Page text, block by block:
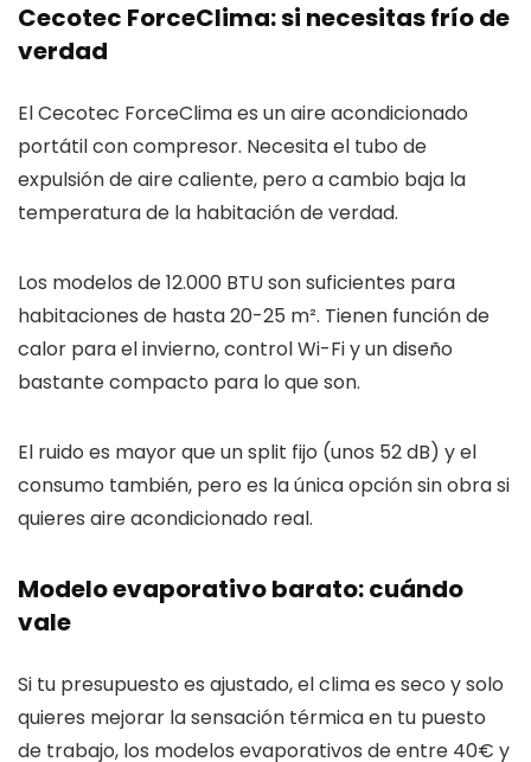
Cecotec ForceClima: si necesitas frío de
verdad
El Cecotec ForceClima es un aire acondicionado
portátil con compresor. Necesita el tubo de
expulsión de aire caliente, pero a cambio baja la
temperatura de la habitación de verdad.
Los modelos de 12.000 BTU son suficientes para
habitaciones de hasta 20-25 m². Tienen función de
calor para el invierno, control Wi-Fi y un diseño
bastante compacto para lo que son.
El ruido es mayor que un split fijo (unos 52 dB) y el
consumo también, pero es la única opción sin obra si
quieres aire acondicionado real.
Modelo evaporativo barato: cuándo
vale
Si tu presupuesto es ajustado, el clima es seco y solo
quieres mejorar la sensación térmica en tu puesto
de trabajo, los modelos evaporativos de entre 40€ y